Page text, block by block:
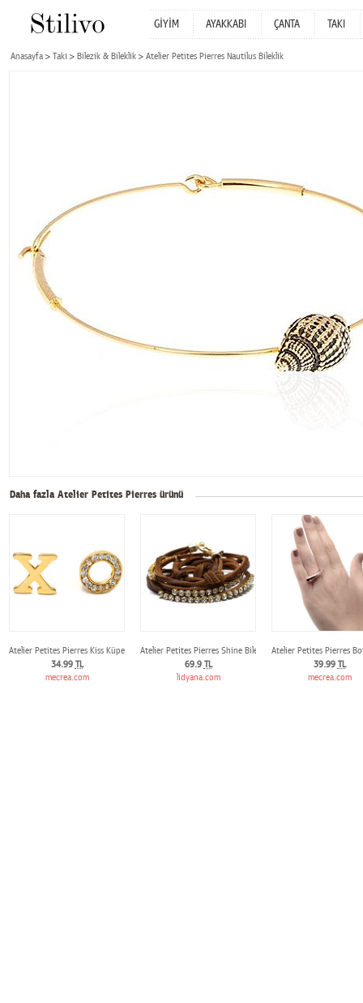
GİYİM AYAKKABI ÇANTA TAKI
Anasayfa Takı Bilezik & Bileklik Atelier Petites Pierres Nautilus Bileklik
Daha fazla Atelier Petites Pierres ürünü
Atelier Petites Pierres Kiss Küpe
34.99 TL
mecrea.com
Atelier Petites Pierres Shine Bileklik
69.9 TL
lidyana.com
Atelier Petites Pierres
39.99 TL
mecrea.com